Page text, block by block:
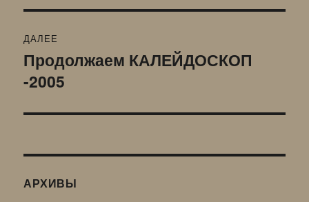
ДАЛЕЕ
Следующая
запись:
Продолжаем КАЛЕЙДОСКОП
-2005
АРХИВЫ